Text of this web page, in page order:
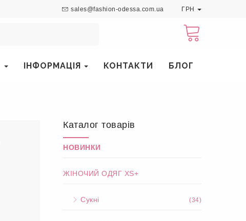
sales@fashion-odessa.com.ua ГРН
ІНФОРМАЦІЯ КОНТАКТИ БЛОГ
Каталог товарів
НОВИНКИ
ЖІНОЧИЙ ОДЯГ XS+
Сукні (34)